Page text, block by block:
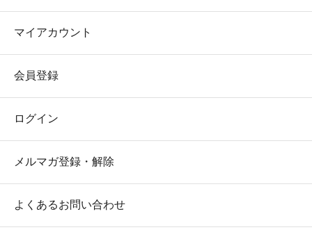
マイアカウント
会員登録
ログイン
メルマガ登録・解除
よくあるお問い合わせ